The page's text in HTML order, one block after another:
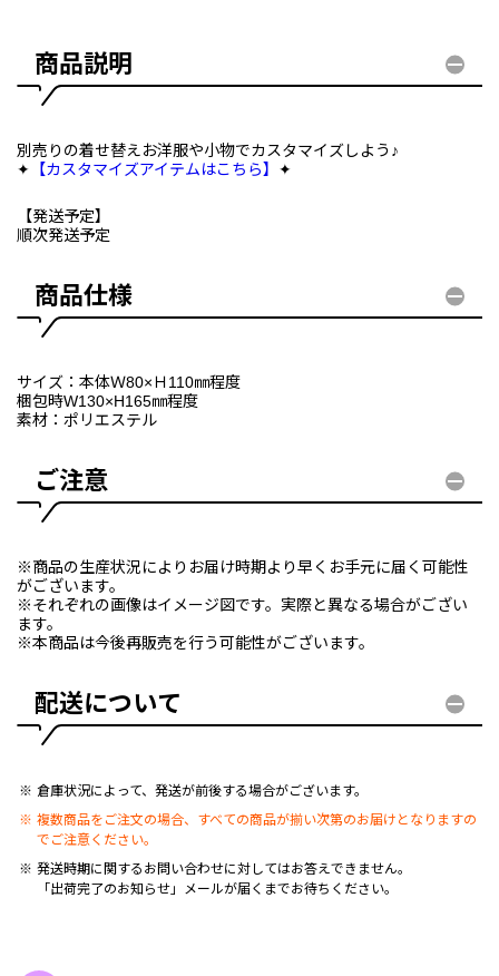
商品説明
別売りの着せ替えお洋服や小物でカスタマイズしよう♪
✦ 【カスタマイズアイテムはこちら】 ✦
【発送予定】
順次発送予定
商品仕様
サイズ：本体Ｗ80×Ｈ110㎜程度
梱包時W130×H165㎜程度
素材：ポリエステル
ご注意
※商品の生産状況によりお届け時期より早くお手元に届く可能性
がございます。
※それぞれの画像はイメージ図です。実際と異なる場合がござい
ます。
※本商品は今後再販売を行う可能性がございます。
配送について
倉庫状況によって、発送が前後する場合がございます。
複数商品をご注文の場合、すべての商品が揃い次第のお届けとなりますの
でご注意ください。
発送時期に関するお問い合わせに対してはお答えできません。
「出荷完了のお知らせ」メールが届くまでお待ちください。